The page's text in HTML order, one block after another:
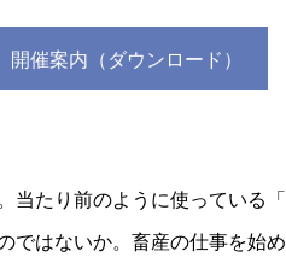
開催案内（ダウンロード）
たり前のように使っている
ではないか。畜産の仕事を始